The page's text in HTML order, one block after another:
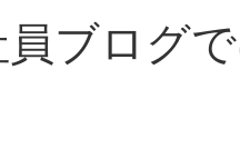
ブログ